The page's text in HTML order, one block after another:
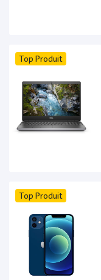
Top Produit
Top Produit